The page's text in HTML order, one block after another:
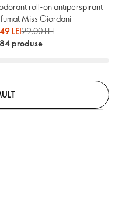
roll-on antiperspirant
Miss Giordani
LEI29,00 LEI
produse